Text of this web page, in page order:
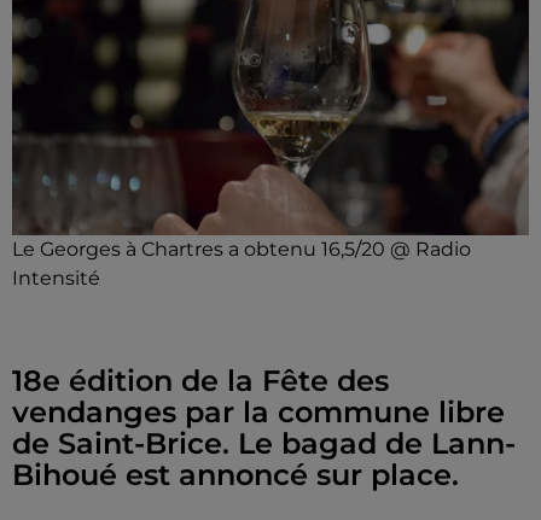
Le Georges à Chartres a obtenu 16,5/20 @ Radio
Intensité
18e édition de la Fête des
vendanges par la commune libre
de Saint-Brice. Le bagad de Lann-
Bihoué est annoncé sur place.